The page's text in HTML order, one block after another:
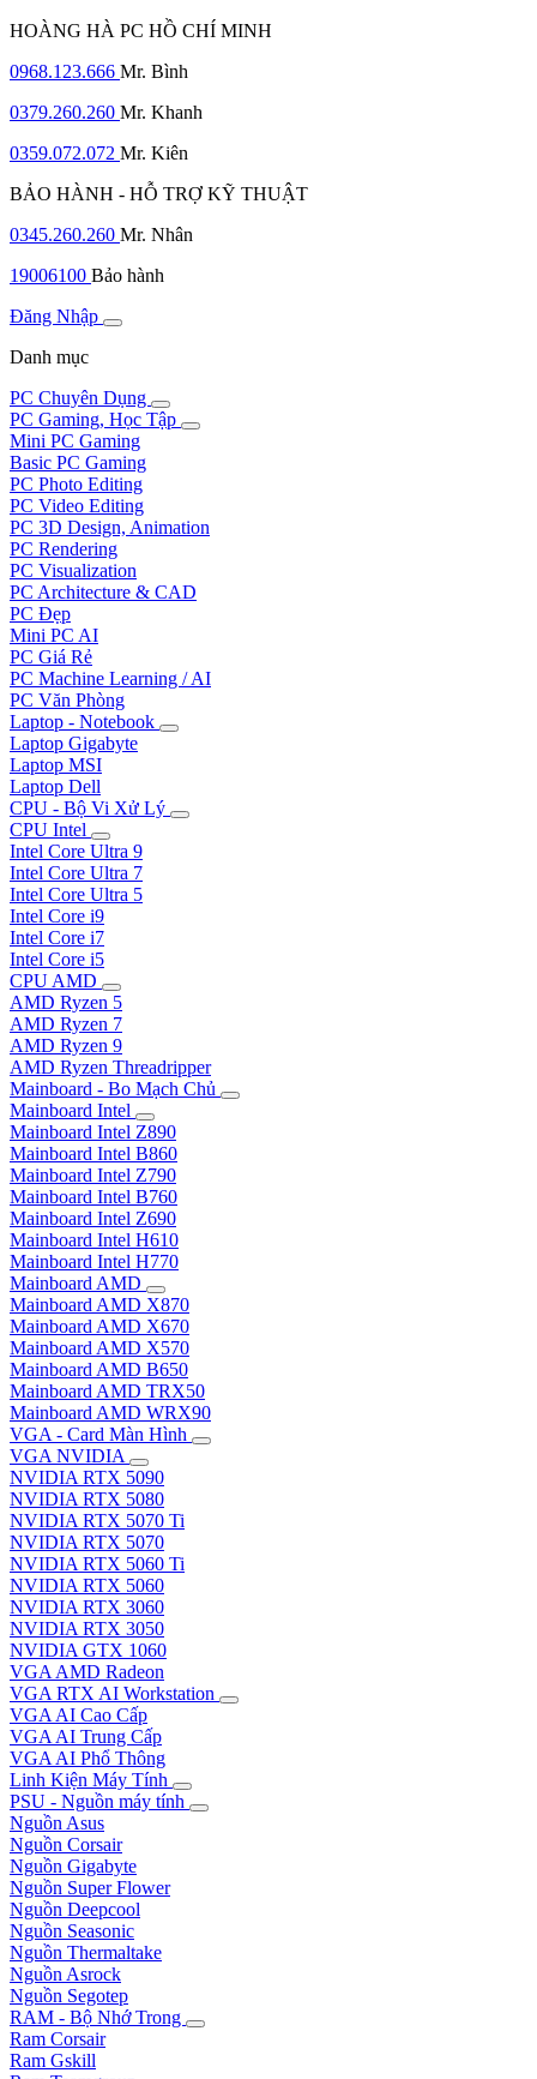
HOÀNG HÀ PC HỒ CHÍ MINH
0968.123.666 Mr. Bình
0379.260.260 Mr. Khanh
0359.072.072 Mr. Kiên
BẢO HÀNH - HỖ TRỢ KỸ THUẬT
0345.260.260 Mr. Nhân
19006100 Bảo hành
Đăng Nhập
Danh mục
PC Chuyên Dụng
PC Gaming, Học Tập
Mini PC Gaming
Basic PC Gaming
PC Photo Editing
PC Video Editing
PC 3D Design, Animation
PC Rendering
PC Visualization
PC Architecture & CAD
PC Đẹp
Mini PC AI
PC Giá Rẻ
PC Machine Learning / AI
PC Văn Phòng
Laptop - Notebook
Laptop Gigabyte
Laptop MSI
Laptop Dell
CPU - Bộ Vi Xử Lý
CPU Intel
Intel Core Ultra 9
Intel Core Ultra 7
Intel Core Ultra 5
Intel Core i9
Intel Core i7
Intel Core i5
CPU AMD
AMD Ryzen 5
AMD Ryzen 7
AMD Ryzen 9
AMD Ryzen Threadripper
Mainboard - Bo Mạch Chủ
Mainboard Intel
Mainboard Intel Z890
Mainboard Intel B860
Mainboard Intel Z790
Mainboard Intel B760
Mainboard Intel Z690
Mainboard Intel H610
Mainboard Intel H770
Mainboard AMD
Mainboard AMD X870
Mainboard AMD X670
Mainboard AMD X570
Mainboard AMD B650
Mainboard AMD TRX50
Mainboard AMD WRX90
VGA - Card Màn Hình
VGA NVIDIA
NVIDIA RTX 5090
NVIDIA RTX 5080
NVIDIA RTX 5070 Ti
NVIDIA RTX 5070
NVIDIA RTX 5060 Ti
NVIDIA RTX 5060
NVIDIA RTX 3060
NVIDIA RTX 3050
NVIDIA GTX 1060
VGA AMD Radeon
VGA RTX AI Workstation
VGA AI Cao Cấp
VGA AI Trung Cấp
VGA AI Phổ Thông
Linh Kiện Máy Tính
PSU - Nguồn máy tính
Nguồn Asus
Nguồn Corsair
Nguồn Gigabyte
Nguồn Super Flower
Nguồn Deepcool
Nguồn Seasonic
Nguồn Thermaltake
Nguồn Asrock
Nguồn Segotep
RAM - Bộ Nhớ Trong
Ram Corsair
Ram Gskill